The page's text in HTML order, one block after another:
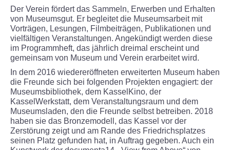
AUSSTELLUNGEN
Dauerausstellung
Kommende Sonderausstellung
Archiv Sonderausstellungen
ÜBER UNS
Museum
Der Verein fördert das Sammeln, Erwerben und Erhalten
von Museumsgut. Er begleitet die Museumsarbeit mit
Vorträgen, Lesungen, Filmbeiträgen, Publikationen und
vielfältigen Veranstaltungen. Angekündigt werden diese
im Programmheft, das jährlich dreimal erscheint und
gemeinsam von Museum und Verein erarbeitet wird.
In dem 2016 wiedereröffneten erweiterten Museum haben
die Freunde sich bei folgenden Projekten engagiert: der
Museumsbibliothek, dem KasselKino, der
KasselWerkstatt, dem Veranstaltungsraum und dem
Museumsladen, den die Freunde selbst betreiben. 2018
haben sie das Bronzemodell, das Kassel vor der
Zerstörung zeigt und am Rande des Friedrichsplatzes
seinen Platz gefunden hat, in Auftrag gegeben. Auch ein